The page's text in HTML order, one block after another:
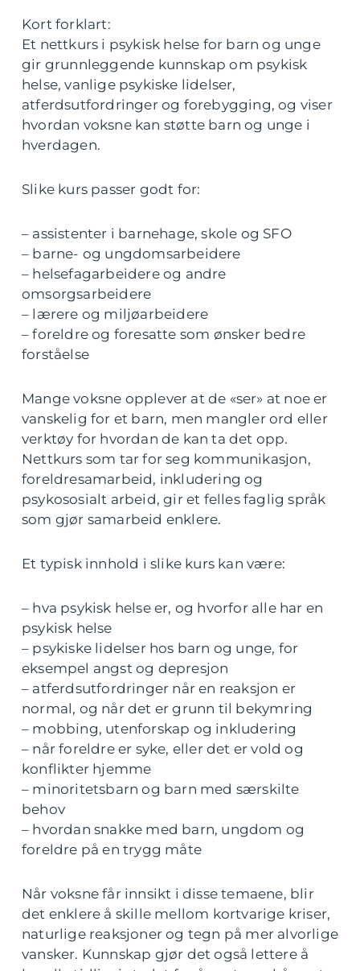
Kort forklart:
Et nettkurs i psykisk helse for barn og unge
gir grunnleggende kunnskap om psykisk
helse, vanlige psykiske lidelser,
atferdsutfordringer og forebygging, og viser
hvordan voksne kan støtte barn og unge i
hverdagen.
Slike kurs passer godt for:
– assistenter i barnehage, skole og SFO
– barne- og ungdomsarbeidere
– helsefagarbeidere og andre
omsorgsarbeidere
– lærere og miljøarbeidere
– foreldre og foresatte som ønsker bedre
forståelse
Mange voksne opplever at de «ser» at noe er
vanskelig for et barn, men mangler ord eller
verktøy for hvordan de kan ta det opp.
Nettkurs som tar for seg kommunikasjon,
foreldresamarbeid, inkludering og
psykososialt arbeid, gir et felles faglig språk
som gjør samarbeid enklere.
Et typisk innhold i slike kurs kan være:
– hva psykisk helse er, og hvorfor alle har en
psykisk helse
– psykiske lidelser hos barn og unge, for
eksempel angst og depresjon
– atferdsutfordringer når en reaksjon er
normal, og når det er grunn til bekymring
– mobbing, utenforskap og inkludering
– når foreldre er syke, eller det er vold og
konflikter hjemme
– minoritetsbarn og barn med særskilte
behov
– hvordan snakke med barn, ungdom og
foreldre på en trygg måte
Når voksne får innsikt i disse temaene, blir
det enklere å skille mellom kortvarige kriser,
naturlige reaksjoner og tegn på mer alvorlige
vansker. Kunnskap gjør det også lettere å